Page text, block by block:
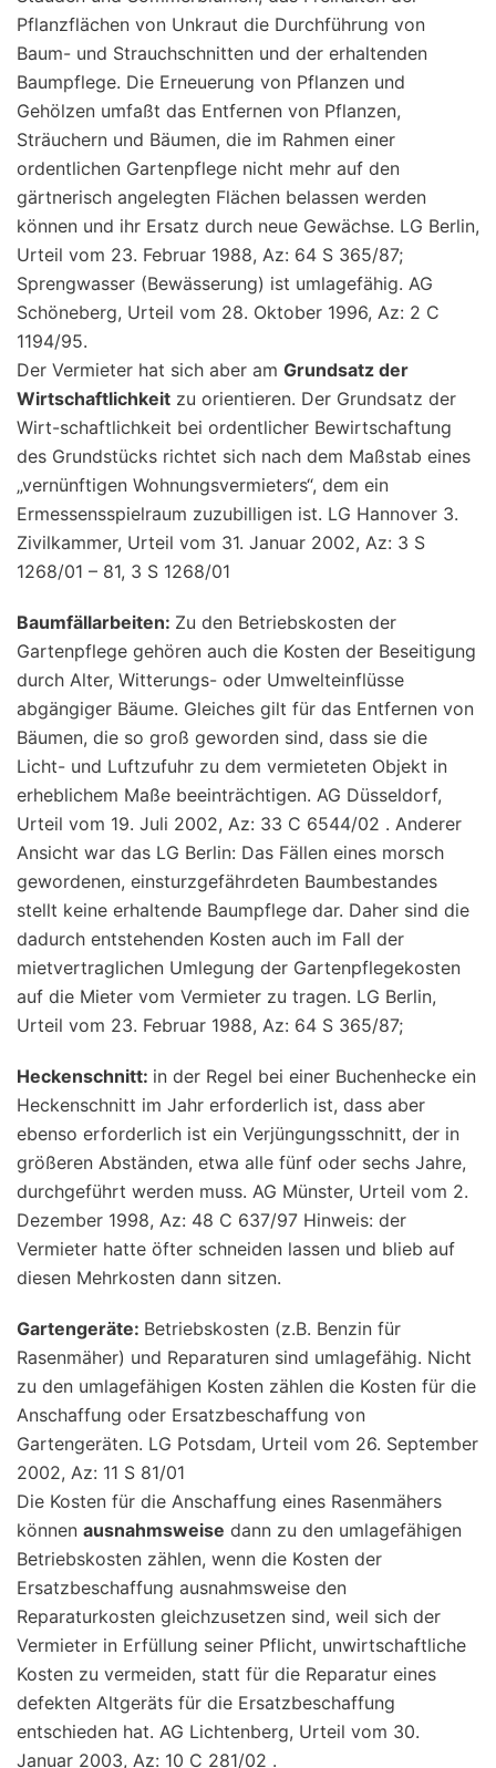
Pflanzflächen von Unkraut die Durchführung von
Baum- und Strauchschnitten und der erhaltenden
Baumpflege. Die Erneuerung von Pflanzen und
Gehölzen umfaßt das Entfernen von Pflanzen,
Sträuchern und Bäumen, die im Rahmen einer
ordentlichen Gartenpflege nicht mehr auf den
gärtnerisch angelegten Flächen belassen werden
können und ihr Ersatz durch neue Gewächse. LG Berlin,
Urteil vom 23. Februar 1988, Az: 64 S 365/87;
Sprengwasser (Bewässerung) ist umlagefähig. AG
Schöneberg, Urteil vom 28. Oktober 1996, Az: 2 C
1194/95.
Der Vermieter hat sich aber am Grundsatz der
Wirtschaftlichkeit zu orientieren. Der Grundsatz der
Wirt-schaftlichkeit bei ordentlicher Bewirtschaftung
des Grundstücks richtet sich nach dem Maßstab eines
„vernünftigen Wohnungsvermieters“, dem ein
Ermessensspielraum zuzubilligen ist. LG Hannover 3.
Zivilkammer, Urteil vom 31. Januar 2002, Az: 3 S
1268/01 – 81, 3 S 1268/01
Baumfällarbeiten: Zu den Betriebskosten der
Gartenpflege gehören auch die Kosten der Beseitigung
durch Alter, Witterungs- oder Umwelteinflüsse
abgängiger Bäume. Gleiches gilt für das Entfernen von
Bäumen, die so groß geworden sind, dass sie die
Licht- und Luftzufuhr zu dem vermieteten Objekt in
erheblichem Maße beeinträchtigen. AG Düsseldorf,
Urteil vom 19. Juli 2002, Az: 33 C 6544/02 . Anderer
Ansicht war das LG Berlin: Das Fällen eines morsch
gewordenen, einsturzgefährdeten Baumbestandes
stellt keine erhaltende Baumpflege dar. Daher sind die
dadurch entstehenden Kosten auch im Fall der
mietvertraglichen Umlegung der Gartenpflegekosten
auf die Mieter vom Vermieter zu tragen. LG Berlin,
Urteil vom 23. Februar 1988, Az: 64 S 365/87;
Heckenschnitt: in der Regel bei einer Buchenhecke ein
Heckenschnitt im Jahr erforderlich ist, dass aber
ebenso erforderlich ist ein Verjüngungsschnitt, der in
größeren Abständen, etwa alle fünf oder sechs Jahre,
durchgeführt werden muss. AG Münster, Urteil vom 2.
Dezember 1998, Az: 48 C 637/97 Hinweis: der
Vermieter hatte öfter schneiden lassen und blieb auf
diesen Mehrkosten dann sitzen.
Gartengeräte: Betriebskosten (z.B. Benzin für
Rasenmäher) und Reparaturen sind umlagefähig. Nicht
zu den umlagefähigen Kosten zählen die Kosten für die
Anschaffung oder Ersatzbeschaffung von
Gartengeräten. LG Potsdam, Urteil vom 26. September
2002, Az: 11 S 81/01
Die Kosten für die Anschaffung eines Rasenmähers
können ausnahmsweise dann zu den umlagefähigen
Betriebskosten zählen, wenn die Kosten der
Ersatzbeschaffung ausnahmsweise den
Reparaturkosten gleichzusetzen sind, weil sich der
Vermieter in Erfüllung seiner Pflicht, unwirtschaftliche
Kosten zu vermeiden, statt für die Reparatur eines
defekten Altgeräts für die Ersatzbeschaffung
entschieden hat. AG Lichtenberg, Urteil vom 30.
Januar 2003, Az: 10 C 281/02 .